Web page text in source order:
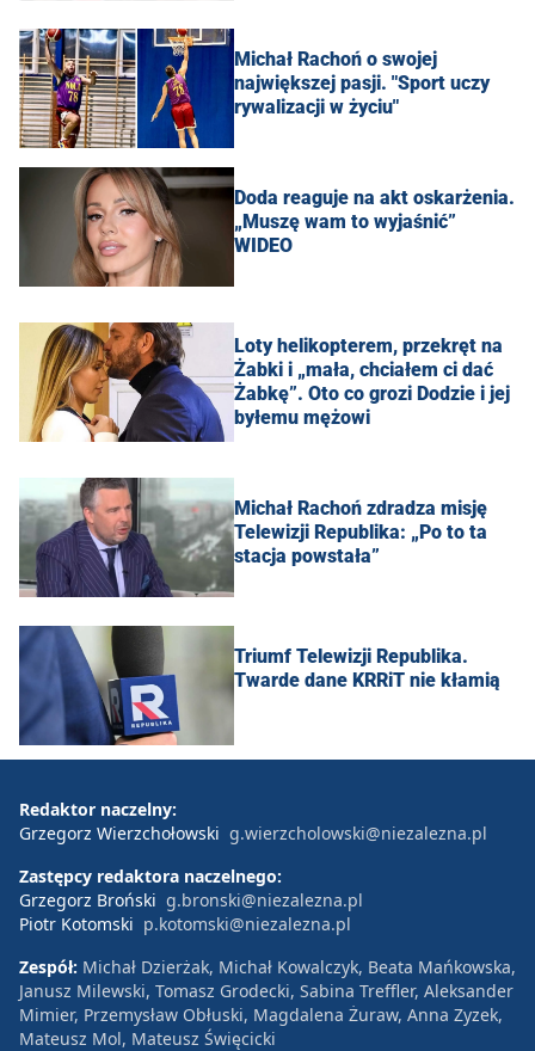
Michał Rachoń o swojej
największej pasji. "Sport uczy
rywalizacji w życiu"
Doda reaguje na akt oskarżenia.
„Muszę wam to wyjaśnić”
WIDEO
Loty helikopterem, przekręt na
Żabki i „mała, chciałem ci dać
Żabkę”. Oto co grozi Dodzie i jej
byłemu mężowi
Michał Rachoń zdradza misję
Telewizji Republika: „Po to ta
stacja powstała”
Triumf Telewizji Republika.
Twarde dane KRRiT nie kłamią
Redaktor naczelny:
Grzegorz Wierzchołowski g.wierzcholowski@niezalezna.pl
Zastępcy redaktora naczelnego:
Grzegorz Broński g.bronski@niezalezna.pl
Piotr Kotomski p.kotomski@niezalezna.pl
Zespół: Michał Dzierżak, Michał Kowalczyk, Beata Mańkowska,
Janusz Milewski, Tomasz Grodecki, Sabina Treffler, Aleksander
Mimier, Przemysław Obłuski, Magdalena Żuraw, Anna Zyzek,
Mateusz Mol, Mateusz Święcicki